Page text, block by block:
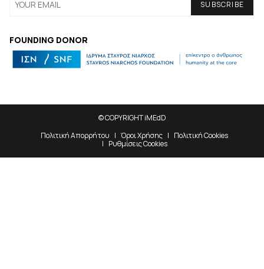
FOUNDING DONOR
© COPYRIGHT iMEdD
Πολιτική Απορρήτου
Όροι Χρήσης
Πολιτική Cookies
Ρυθμίσεις Cookies